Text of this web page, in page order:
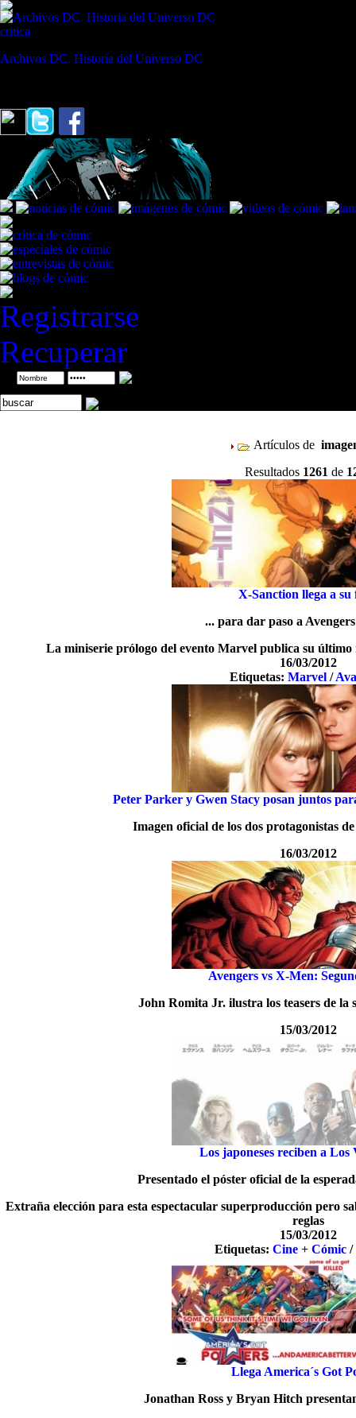
critica
Archivos DC. Historia del Universo DC
Registrarse
Recuperar
Artículos de
Resultados 1261 de
X-Sanction llega a su
... para dar paso a
La miniserie prólogo del evento Marvel publica su
16/03/2012
Etiquetas:Marvel /
Peter Parker y Gwen Stacy posan juntos
Imagen oficial de los dos protagonistas
16/03/2012
Avengers vs X-Men:
John Romita Jr. ilustra los teasers de la
15/03/2012
Los japoneses reciben a Los
Presentado el póster oficial de la
Extraña elección para esta espectacular superproducción pero
reglas
15/03/2012
Etiquetas:Cine + Cómic /
Llega America´s Got
Jonathan Ross y Bryan Hitch